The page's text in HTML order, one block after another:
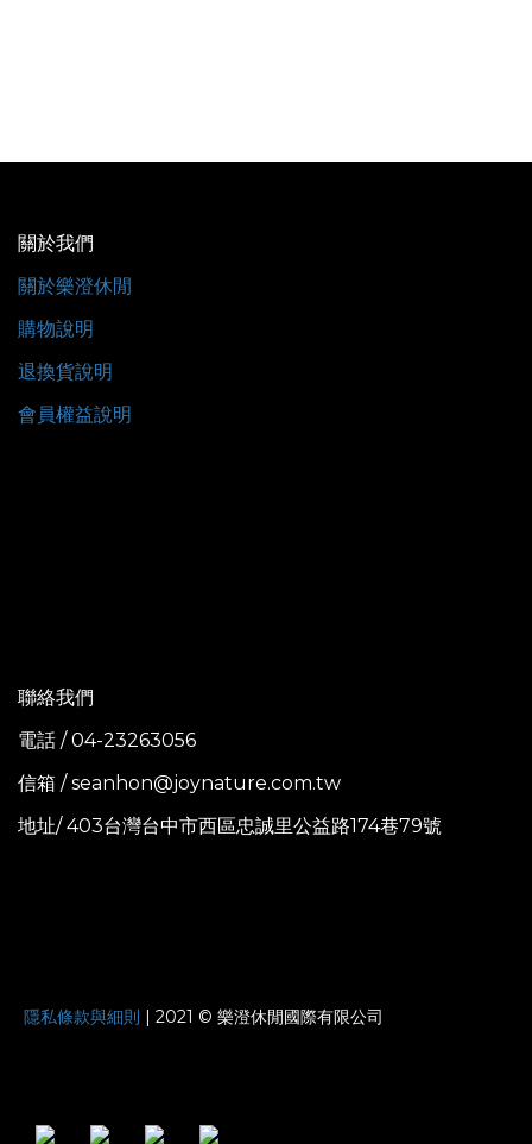
關於我們
關於樂澄休閒
購物說明
退換貨說明
會員權益說明
聯絡我們
電話 / 04-23263056
信箱 / seanhon@joynature.com.tw
地址/ 403台灣台中市西區忠誠里公益路174巷79號
隱私條款與細則 | 2021 © 樂澄休閒國際有限公司